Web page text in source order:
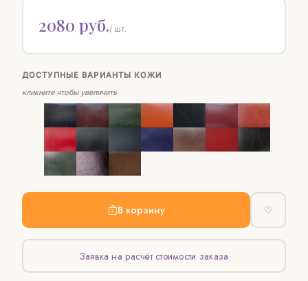
2080 руб./ шт.
ДОСТУПНЫЕ ВАРИАНТЫ КОЖИ
кликните чтобы увеличить
В корзину ♡
Заявка на расчёт стоимости заказа